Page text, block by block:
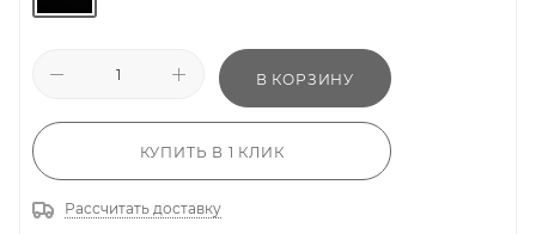
В КОРЗИНУ
КУПИТЬ В 1 КЛИК
Рассчитать доставку